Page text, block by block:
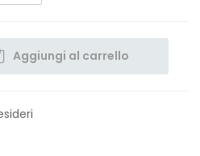
Aggiungi al carrello